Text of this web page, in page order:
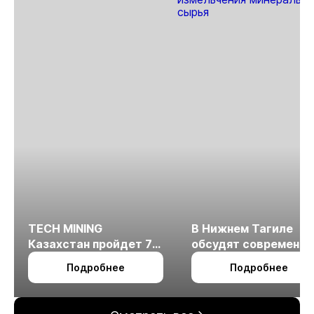
TECH MINING
Казахстан пройдет 7
октября в Алматы
Подробнее
В Нижнем Тагиле
обсудят
технологии
измельчения
Подробнее